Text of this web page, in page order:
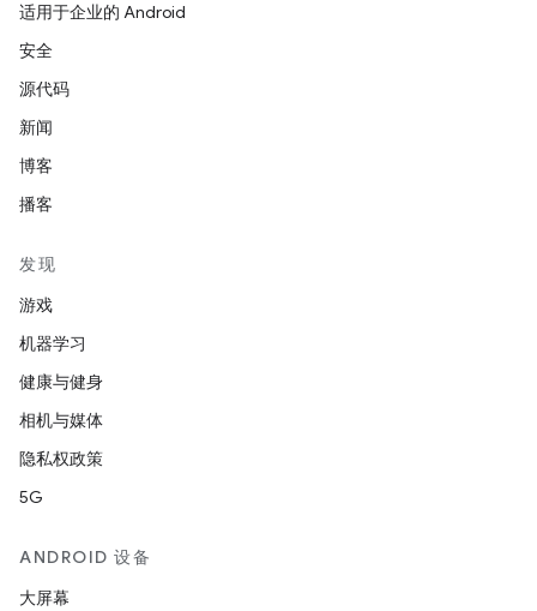
适用于企业的 Android
安全
源代码
新闻
博客
播客
发现
游戏
机器学习
健康与健身
相机与媒体
隐私权政策
5G
ANDROID 设备
大屏幕